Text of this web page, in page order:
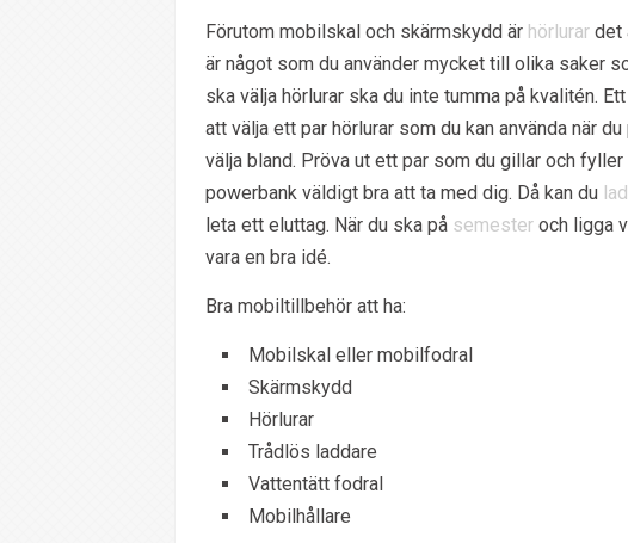
Förutom mobilskal och skärmskydd är hörlurar det
är något som du använder mycket till olika saker
ska välja hörlurar ska du inte tumma på kvalitén.
att välja ett par hörlurar som du kan använda när
välja bland. Pröva ut ett par som du gillar och
powerbank väldigt bra att ta med dig. Då kan du
leta ett eluttag. När du ska på semester och ligga
vara en bra idé.
Bra mobiltillbehör att ha:
Mobilskal eller mobilfodral
Skärmskydd
Hörlurar
Trådlös laddare
Vattentätt fodral
Mobilhållare